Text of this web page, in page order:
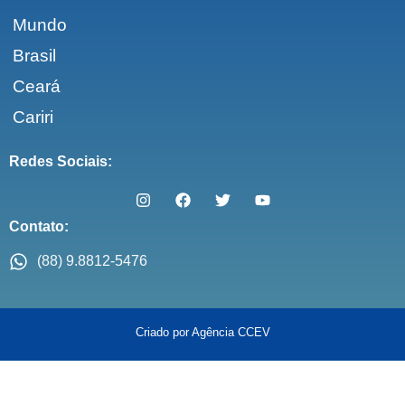
Mundo
Brasil
Ceará
Cariri
Redes Sociais:
Contato:
(88) 9.8812-5476
Criado por Agência CCEV